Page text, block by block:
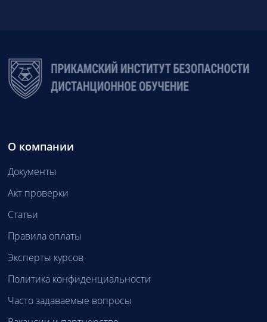
О компании
Документы
Акт проверки
Статьи
Правила оплаты
Эксперты курсов
Политика конфиденциальности
Часто задаваемые вопросы